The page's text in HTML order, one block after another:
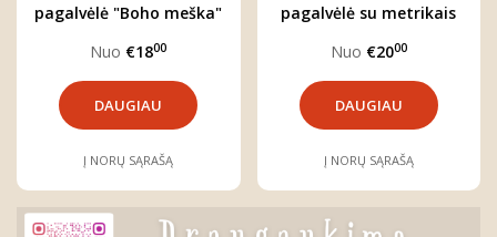
pagalvėlė "Boho meška"
Nuo €1800
DAUGIAU
Į NORŲ SĄRAŠĄ
pagalvėlė su metrikais
Nuo €2000
DAUGIAU
Į NORŲ SĄRAŠĄ